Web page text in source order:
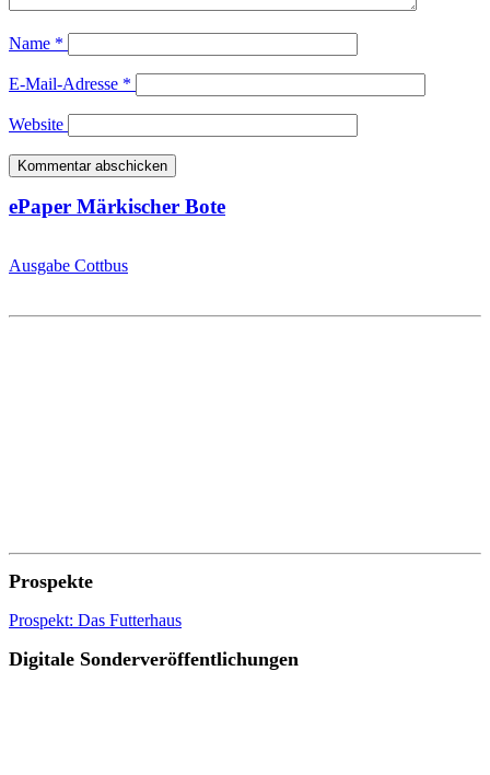
Name *
E-Mail-Adresse *
Website
ePaper Märkischer Bote
Ausgabe Cottbus
Prospekte
Prospekt: Das Futterhaus
Digitale Sonderveröffentlichungen